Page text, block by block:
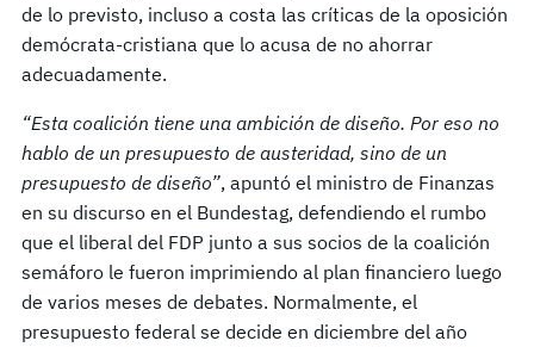
de lo previsto, incluso a costa las críticas de la oposición
demócrata-cristiana que lo acusa de no ahorrar
adecuadamente.
“Esta coalición tiene una ambición de diseño. Por eso no
hablo de un presupuesto de austeridad, sino de un
presupuesto de diseño”, apuntó el ministro de Finanzas
en su discurso en el Bundestag, defendiendo el rumbo
que el liberal del FDP junto a sus socios de la coalición
semáforo le fueron imprimiendo al plan financiero luego
de varios meses de debates. Normalmente, el
presupuesto federal se decide en diciembre del año